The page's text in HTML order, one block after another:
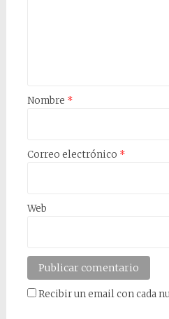
Nombre *
Correo electrónico *
Web
Recibir un email con cada